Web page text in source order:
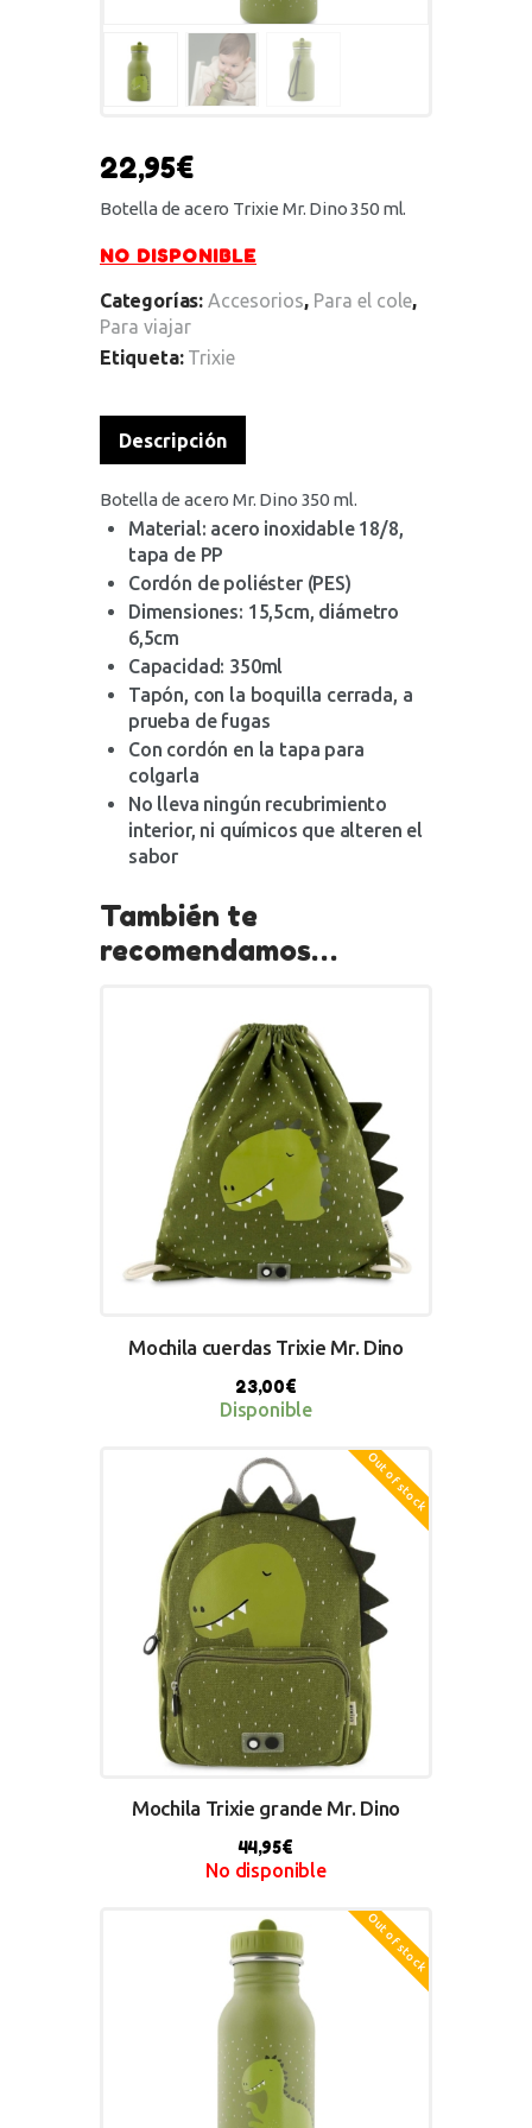
22,95€
Botella de acero Trixie Mr. Dino 350 ml.
NO DISPONIBLE
Categorías: Accesorios, Para el cole,
Para viajar
Etiqueta: Trixie
Descripción
Botella de acero Mr. Dino 350 ml.
Material: acero inoxidable 18/8,
tapa de PP
Cordón de poliéster (PES)
Dimensiones: 15,5cm, diámetro
6,5cm
Capacidad: 350ml
Tapón, con la boquilla cerrada, a
prueba de fugas
Con cordón en la tapa para
colgarla
No lleva ningún recubrimiento
interior, ni químicos que alteren el
sabor
También te
recomendamos…
BUY NOW
Mochila cuerdas Trixie Mr. Dino
23,00€
Disponible
Out of stock
BUY NOW
Mochila Trixie grande Mr. Dino
44,95€
No disponible
Out of stock